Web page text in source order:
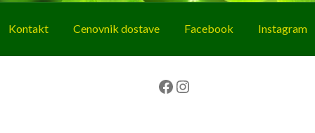
Kontakt Cenovnik dostave Facebook Instagram
Facebook Instagram